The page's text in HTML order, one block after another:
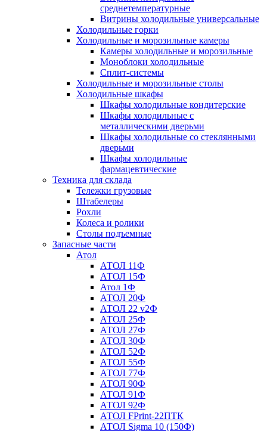
среднетемпературные
Витрины холодильные универсальные
Холодильные горки
Холодильные и морозильные камеры
Камеры холодильные и морозильные
Моноблоки холодильные
Сплит-системы
Холодильные и морозильные столы
Холодильные шкафы
Шкафы холодильные кондитерские
Шкафы холодильные с
металлическими дверьми
Шкафы холодильные со стеклянными
дверьми
Шкафы холодильные
фармацевтические
Техника для склада
Тележки грузовые
Штабелеры
Рохли
Колеса и ролики
Столы подъемные
Запасные части
Атол
АТОЛ 11Ф
АТОЛ 15Ф
Атол 1Ф
АТОЛ 20Ф
АТОЛ 22 v2Ф
АТОЛ 25Ф
АТОЛ 27Ф
АТОЛ 30Ф
АТОЛ 52Ф
АТОЛ 55Ф
АТОЛ 77Ф
АТОЛ 90Ф
АТОЛ 91Ф
АТОЛ 92Ф
АТОЛ FPrint-22ПТК
АТОЛ Sigma 10 (150Ф)